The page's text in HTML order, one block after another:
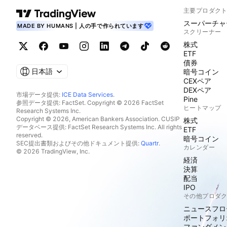
MADE BY HUMANS | 人の手で作られています
日本語
市場データ提供: ICE Data Services.
参照データ提供: FactSet. Copyright © 2026 FactSet
Research Systems Inc.
Copyright © 2026, American Bankers Association. CUSIP
データベース提供: FactSet Research Systems Inc. All rights
reserved.
SEC提出書類およびその他ドキュメント提供: Quartr.
© 2026 TradingView, Inc.
主要プロダクト
スーパーチ
スクリーナー
株式
ETF
債券
暗号コイン
CEXペア
DEXペア
Pine
ヒートマップ
株式
ETF
暗号コイン
カレンダー
経済
決算
配当
IPO
その他プロダ
ニュースフ
ポートフォ